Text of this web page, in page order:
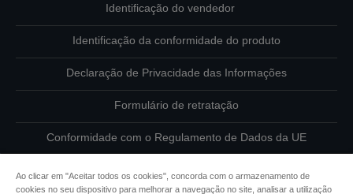
Identificação do vendedor
Identificação da conformidade do produto
Declaração de Privacidade das Informações
Formulário de retratação
Conformidade com o Regulamento de Dados da UE
Ao clicar em "Aceitar todos os cookies", concorda com o armazenamento de
cookies no seu dispositivo para melhorar a navegação no site, analisar a utilização